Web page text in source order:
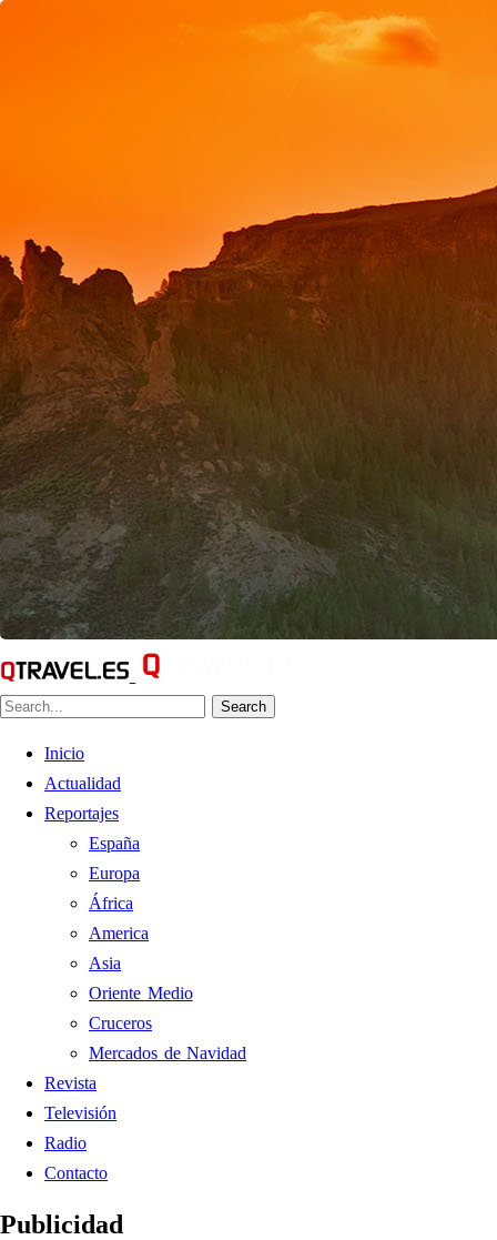
Search
Inicio
Actualidad
Reportajes
España
Europa
África
America
Asia
Oriente Medio
Cruceros
Mercados de Navidad
Revista
Televisión
Radio
Contacto
Publicidad